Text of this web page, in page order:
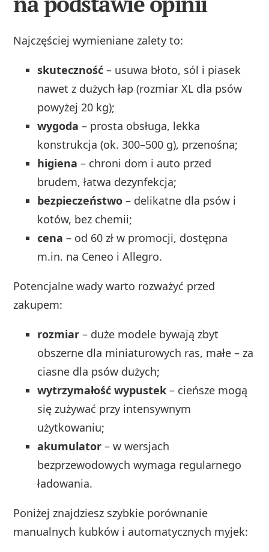
Najczęściej wymieniane zalety to:
skuteczność – usuwa błoto, sól i piasek
nawet z dużych łap (rozmiar XL dla psów
powyżej 20 kg);
wygoda – prosta obsługa, lekka
konstrukcja (ok. 300–500 g), przenośna;
higiena – chroni dom i auto przed
brudem, łatwa dezynfekcja;
bezpieczeństwo – delikatne dla psów i
kotów, bez chemii;
cena – od 60 zł w promocji, dostępna
m.in. na Ceneo i Allegro.
Potencjalne wady warto rozważyć przed
zakupem:
rozmiar – duże modele bywają zbyt
obszerne dla miniaturowych ras, małe – za
ciasne dla psów dużych;
wytrzymałość wypustek – cieńsze mogą
się zużywać przy intensywnym
użytkowaniu;
akumulator – w wersjach
bezprzewodowych wymaga regularnego
ładowania.
Poniżej znajdziesz szybkie porównanie
manualnych kubków i automatycznych myjek: